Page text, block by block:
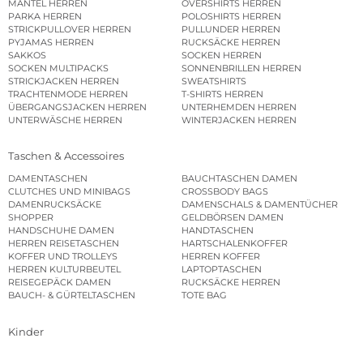
MÄNTEL HERREN
OVERSHIRTS HERREN
PARKA HERREN
POLOSHIRTS HERREN
STRICKPULLOVER HERREN
PULLUNDER HERREN
PYJAMAS HERREN
RUCKSÄCKE HERREN
SAKKOS
SOCKEN HERREN
SOCKEN MULTIPACKS
SONNENBRILLEN HERREN
STRICKJACKEN HERREN
SWEATSHIRTS
TRACHTENMODE HERREN
T-SHIRTS HERREN
ÜBERGANGSJACKEN HERREN
UNTERHEMDEN HERREN
UNTERWÄSCHE HERREN
WINTERJACKEN HERREN
Taschen & Accessoires
DAMENTASCHEN
BAUCHTASCHEN DAMEN
CLUTCHES UND MINIBAGS
CROSSBODY BAGS
DAMENRUCKSÄCKE
DAMENSCHALS & DAMENTÜCHER
SHOPPER
GELDBÖRSEN DAMEN
HANDSCHUHE DAMEN
HANDTASCHEN
HERREN REISETASCHEN
HARTSCHALENKOFFER
KOFFER UND TROLLEYS
HERREN KOFFER
HERREN KULTURBEUTEL
LAPTOPTASCHEN
REISEGEPÄCK DAMEN
RUCKSÄCKE HERREN
BAUCH- & GÜRTELTASCHEN
TOTE BAG
Kinder